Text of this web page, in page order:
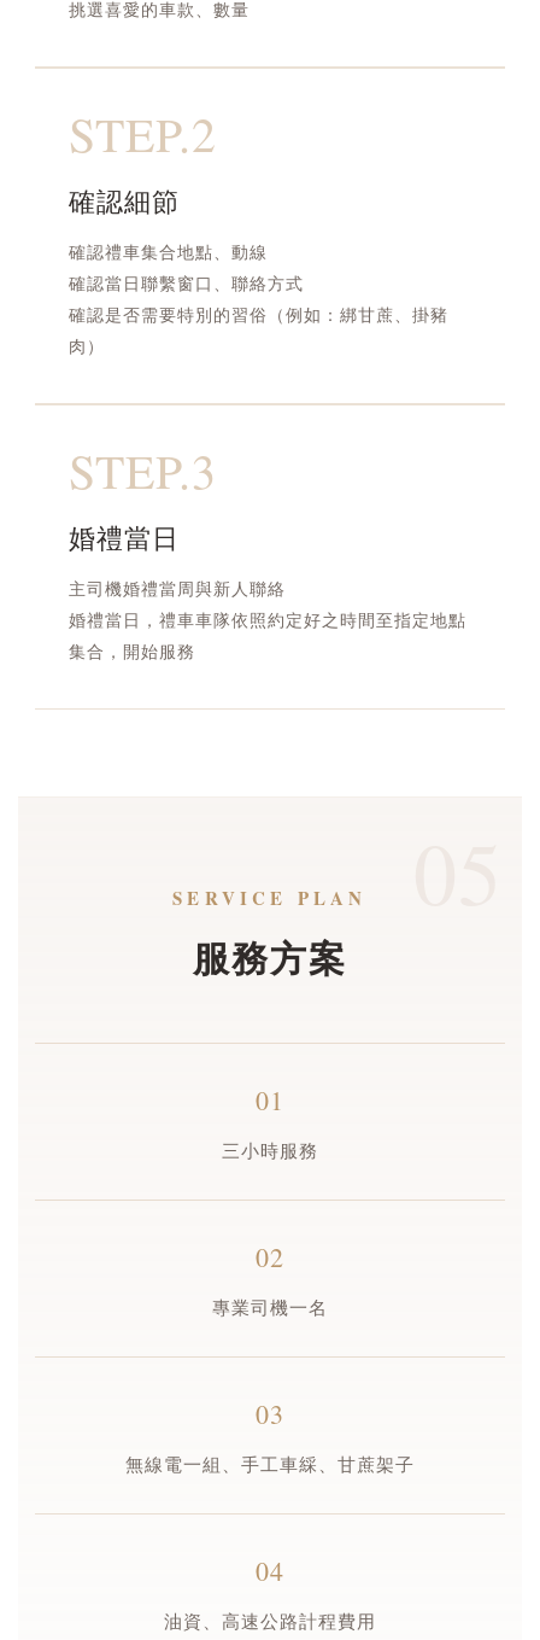
挑選喜愛的車款、數量
STEP.2
確認細節
確認禮車集合地點、動線
確認當日聯繫窗口、聯絡方式
確認是否需要特別的習俗（例如：綁甘蔗、掛豬
肉）
STEP.3
婚禮當日
主司機婚禮當周與新人聯絡
婚禮當日，禮車車隊依照約定好之時間至指定地點
集合，開始服務
SERVICE PLAN
服務方案
01
三小時服務
02
專業司機一名
03
無線電一組、手工車綵、甘蔗架子
04
油資、高速公路計程費用